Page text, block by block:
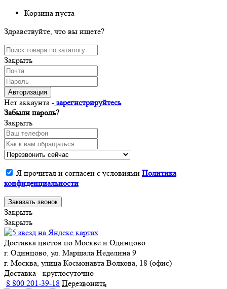
Корзина пуста
Здравствуйте, что вы ищете?
Закрыть
Авторизация
Нет аккаунта - зарегистрируйтесь
Забыли пароль?
Закрыть
Я прочитал и согласен с условиями Политика
конфиденциальности
Заказать звонок
Закрыть
Закрыть
Доставка цветов по Москве и Одинцово
г. Одинцово, ул. Маршала Неделина 9
г. Москва, улица Космонавта Волкова, 18 (офис)
Доставка - круглосуточно
8 800 201-39-18 Перезвонить